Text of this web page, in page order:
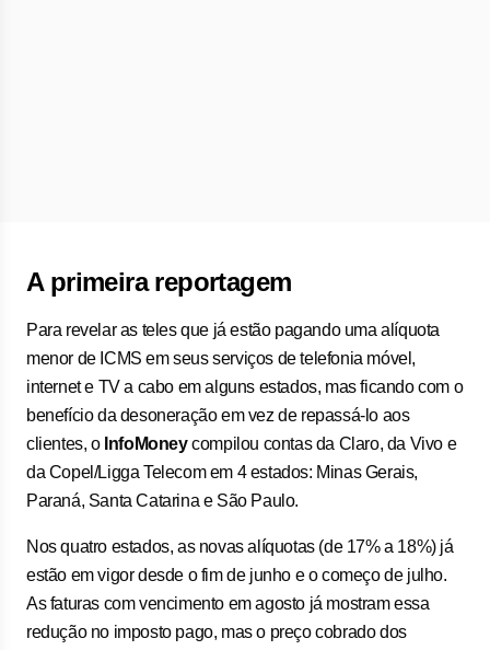
A primeira reportagem
Para revelar as teles que já estão pagando uma alíquota
menor de ICMS em seus serviços de telefonia móvel,
internet e TV a cabo em alguns estados, mas ficando com o
benefício da desoneração em vez de repassá-lo aos
clientes, o InfoMoneycompilou contas da Claro, da Vivo e
da Copel/Ligga Telecom em 4 estados: Minas Gerais,
Paraná, Santa Catarina e São Paulo.
Nos quatro estados, as novas alíquotas (de 17% a 18%) já
estão em vigor desde o fim de junho e o começo de julho.
As faturas com vencimento em agosto já mostram essa
redução no imposto pago, mas o preço cobrado dos